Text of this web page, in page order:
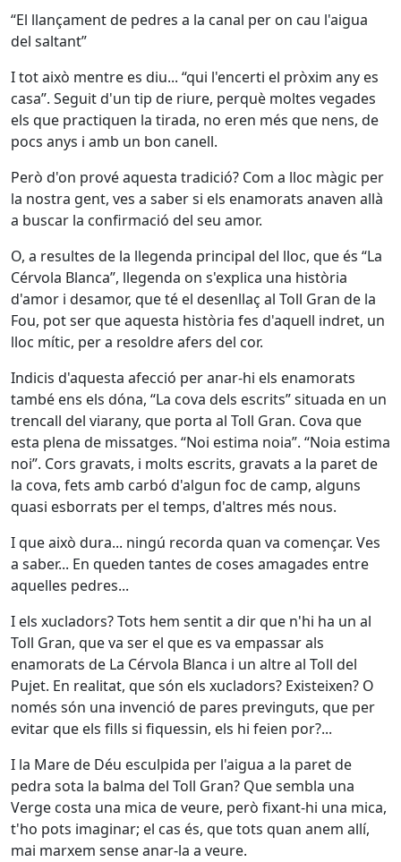
“El llançament de pedres a la canal per on cau l'aigua
del saltant”
I tot això mentre es diu... “qui l'encerti el pròxim any es
casa”. Seguit d'un tip de riure, perquè moltes vegades
els que practiquen la tirada, no eren més que nens, de
pocs anys i amb un bon canell.
Però d'on prové aquesta tradició? Com a lloc màgic per
la nostra gent, ves a saber si els enamorats anaven allà
a buscar la confirmació del seu amor.
O, a resultes de la llegenda principal del lloc, que és “La
Cérvola Blanca”, llegenda on s'explica una història
d'amor i desamor, que té el desenllaç al Toll Gran de la
Fou, pot ser que aquesta història fes d'aquell indret, un
lloc mític, per a resoldre afers del cor.
Indicis d'aquesta afecció per anar-hi els enamorats
també ens els dóna, “La cova dels escrits” situada en un
trencall del viarany, que porta al Toll Gran. Cova que
esta plena de missatges. “Noi estima noia”. “Noia estima
noi”. Cors gravats, i molts escrits, gravats a la paret de
la cova, fets amb carbó d'algun foc de camp, alguns
quasi esborrats per el temps, d'altres més nous.
I que això dura... ningú recorda quan va començar. Ves
a saber... En queden tantes de coses amagades entre
aquelles pedres...
I els xucladors? Tots hem sentit a dir que n'hi ha un al
Toll Gran, que va ser el que es va empassar als
enamorats de La Cérvola Blanca i un altre al Toll del
Pujet. En realitat, que són els xucladors? Existeixen? O
només són una invenció de pares previnguts, que per
evitar que els fills si fiquessin, els hi feien por?...
I la Mare de Déu esculpida per l'aigua a la paret de
pedra sota la balma del Toll Gran? Que sembla una
Verge costa una mica de veure, però fixant-hi una mica,
t'ho pots imaginar; el cas és, que tots quan anem allí,
mai marxem sense anar-la a veure.